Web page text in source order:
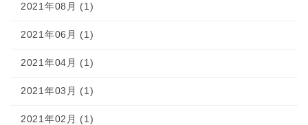
2021年08月 (1)
2021年06月 (1)
2021年04月 (1)
2021年03月 (1)
2021年02月 (1)